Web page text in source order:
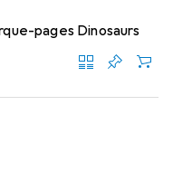
pages Dinosaurs